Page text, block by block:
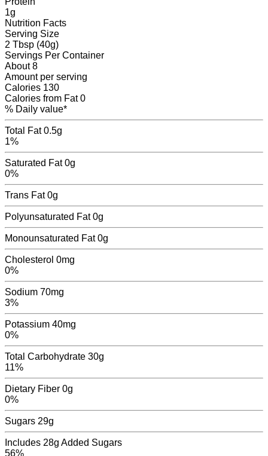
1g
Nutrition Facts
Serving Size
2 Tbsp (40g)
Servings Per Container
About 8
Amount per serving
Calories 130
Calories from Fat0
% Daily value*
Total Fat 0.5g
1%
Saturated Fat0g
0%
Trans Fat 0g
Polyunsaturated Fat 0g
Monounsaturated Fat 0g
Cholesterol 0mg
0%
Sodium 70mg
3%
Potassium 40mg
0%
Total Carbohydrate 30g
11%
Dietary Fiber 0g
0%
Sugars 29g
Includes 28g Added Sugars
56%